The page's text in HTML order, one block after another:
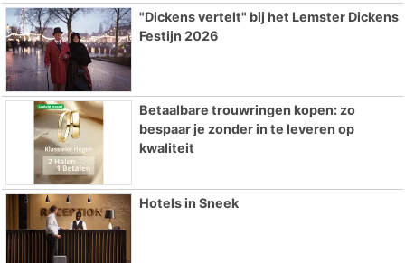
"Dickens vertelt" bij het Lemster Dickens
Festijn 2026
Betaalbare trouwringen kopen: zo
bespaar je zonder in te leveren op
kwaliteit
Hotels in Sneek